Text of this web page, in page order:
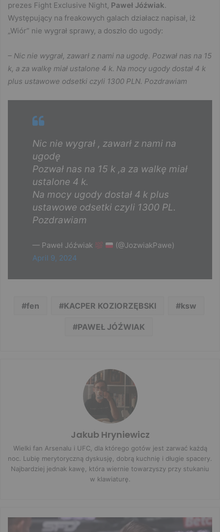
prezes Fight Exclusive Night, Paweł Jóźwiak.
Występujący na freakowych galach działacz napisał, iż
„Wiór” nie wygrał sprawy, a doszło do ugody:
– Nic nie wygrał, zawarł z nami na ugodę. Pozwał nas na 15
k, a za walkę miał ustalone 4 k. Na mocy ugody dostał 4 k
plus ustawowe odsetki czyli 1300 PLN. Pozdrawiam
Nic nie wygrał , zawarł z nami na
ugodę
Pozwał nas na 15 k ,a za walkę miał
ustalone 4 k.
Na mocy ugody dostał 4 k plus
ustawowe odsetki czyli 1300 PL.
Pozdrawiam
— Paweł Jóźwiak
(@JozwiakPawe)
April 9, 2024
fen KACPER KOZIORZĘBSKI ksw
PAWEŁ JÓŹWIAK
Jakub Hryniewicz
Wielki fan Arsenalu i UFC, dla którego gotów jest zarwać każdą
noc. Lubię merytoryczną dyskusję, dobrą kuchnię i długie spacery.
Najbardziej jednak kawę, która wiernie towarzyszy przy stukaniu
w klawiaturę.